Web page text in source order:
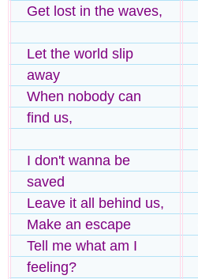
Get lost in the waves,
Let the world slip
away
When nobody can
find us,
I don't wanna be
saved
Leave it all behind us,
Make an escape
Tell me what am I
feeling?